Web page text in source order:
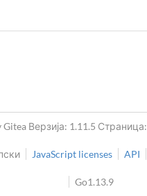
Gitea Верзија: 1.11.5 Страница:
JavaScript licenses API
Go1.13.9